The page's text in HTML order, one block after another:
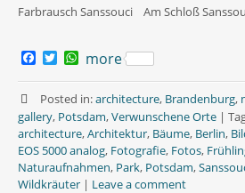
Farbrausch Sanssouci Am Schloß
c
e
b
o
o
k
T
i
t
t
e
r
W
a
t
s
A
p
p
more
Posted in:architecture, Brandenburg,
gallery, Potsdam,Verwunschene Orte |
architecture,Architektur, Bäume, Berlin,
EOS 5000 analog, Fotografie, Fotos,
Naturaufnahmen, Park, Potsdam,
Wildkräuter | Leave a comment